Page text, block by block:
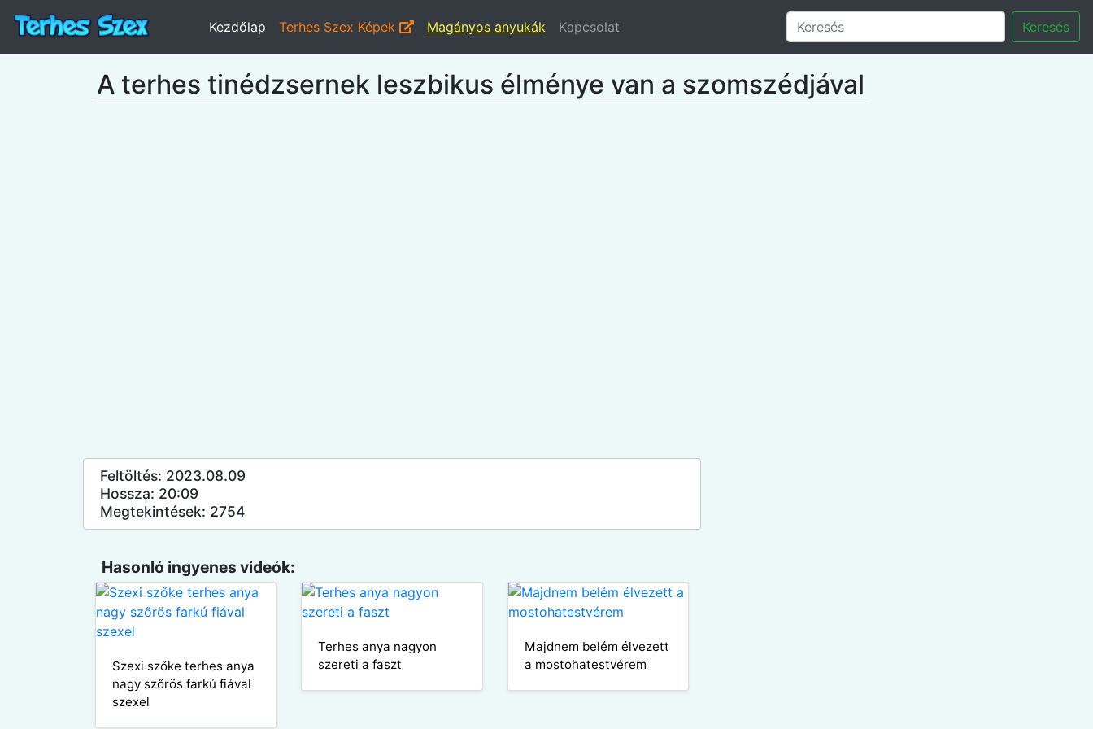
Kezdőlap Terhes Szex Képek Magányos anyukák Kapcsolat Keresés
A terhes tinédzsernek leszbikus élménye van a szomszédjával
Feltöltés: 2023.08.09
Hossza: 20:09
Megtekintések: 2754
Hasonló ingyenes videók:
Szexi szőke terhes anya
nagy szőrös farkú fiával
szexel
Terhes anya nagyon
szereti a faszt
Majdnem belém élvezett
a mostohatestvérem